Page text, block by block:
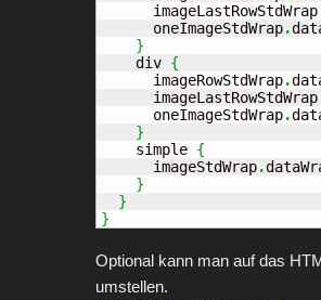
      imageLastRowStdWrap
      oneImageStdWrap
.
}
    div
{
      imageRowStdWrap
.
      imageLastRowStdWrap
      oneImageStdWrap
.
}
    simple
{
      imageStdWrap
.
}
}
}
Optional kann man auf das
umstellen.